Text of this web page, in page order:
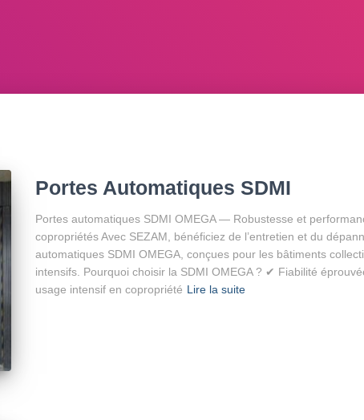
Portes Automatiques SDMI
Portes automatiques SDMI OMEGA — Robustesse et
copropriétés Avec SEZAM, bénéficiez de l’entretien et du
automatiques SDMI OMEGA, conçues pour les bâtiments
intensifs. Pourquoi choisir la SDMI OMEGA ? ✔ Fiabilité
usage intensif en copropriété Lire la suite